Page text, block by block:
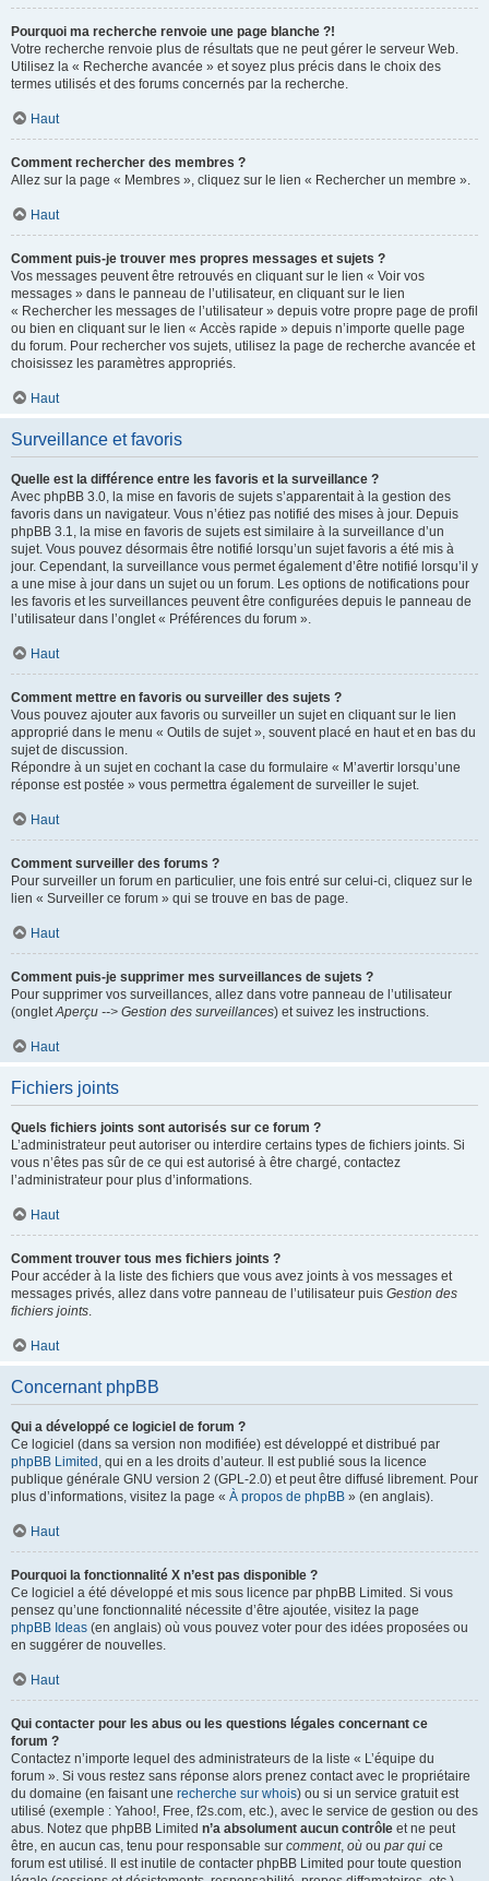
Pourquoi ma recherche renvoie une page blanche ?!
Votre recherche renvoie plus de résultats que ne peut gérer le serveur Web.
Utilisez la « Recherche avancée » et soyez plus précis dans le choix des
termes utilisés et des forums concernés par la recherche.
Haut
Comment rechercher des membres ?
Allez sur la page « Membres », cliquez sur le lien « Rechercher un membre ».
Haut
Comment puis-je trouver mes propres messages et sujets ?
Vos messages peuvent être retrouvés en cliquant sur le lien « Voir vos
messages » dans le panneau de l’utilisateur, en cliquant sur le lien
« Rechercher les messages de l’utilisateur » depuis votre propre page de profil
ou bien en cliquant sur le lien « Accès rapide » depuis n’importe quelle page
du forum. Pour rechercher vos sujets, utilisez la page de recherche avancée et
choisissez les paramètres appropriés.
Haut
Surveillance et favoris
Quelle est la différence entre les favoris et la surveillance ?
Avec phpBB 3.0, la mise en favoris de sujets s’apparentait à la gestion des
favoris dans un navigateur. Vous n’étiez pas notifié des mises à jour. Depuis
phpBB 3.1, la mise en favoris de sujets est similaire à la surveillance d’un
sujet. Vous pouvez désormais être notifié lorsqu’un sujet favoris a été mis à
jour. Cependant, la surveillance vous permet également d’être notifié lorsqu’il y
a une mise à jour dans un sujet ou un forum. Les options de notifications pour
les favoris et les surveillances peuvent être configurées depuis le panneau de
l’utilisateur dans l’onglet « Préférences du forum ».
Haut
Comment mettre en favoris ou surveiller des sujets ?
Vous pouvez ajouter aux favoris ou surveiller un sujet en cliquant sur le lien
approprié dans le menu « Outils de sujet », souvent placé en haut et en bas du
sujet de discussion.
Répondre à un sujet en cochant la case du formulaire « M’avertir lorsqu’une
réponse est postée » vous permettra également de surveiller le sujet.
Haut
Comment surveiller des forums ?
Pour surveiller un forum en particulier, une fois entré sur celui-ci, cliquez sur le
lien « Surveiller ce forum » qui se trouve en bas de page.
Haut
Comment puis-je supprimer mes surveillances de sujets ?
Pour supprimer vos surveillances, allez dans votre panneau de l’utilisateur
(ongletAperçu --> Gestion des surveillances) et suivez les instructions.
Haut
Fichiers joints
Quels fichiers joints sont autorisés sur ce forum ?
L’administrateur peut autoriser ou interdire certains types de fichiers joints. Si
vous n’êtes pas sûr de ce qui est autorisé à être chargé, contactez
l’administrateur pour plus d’informations.
Haut
Comment trouver tous mes fichiers joints ?
Pour accéder à la liste des fichiers que vous avez joints à vos messages et
messages privés, allez dans votre panneau de l’utilisateur puis Gestion des
fichiers joints.
Haut
Concernant phpBB
Qui a développé ce logiciel de forum ?
Ce logiciel (dans sa version non modifiée) est développé et distribué par
phpBB Limited , qui en a les droits d’auteur. Il est publié sous la licence
publique générale GNU version 2 (GPL-2.0) et peut être diffusé librement. Pour
plus d’informations, visitez la page « À propos de phpBB » (en anglais).
Haut
Pourquoi la fonctionnalité X n’est pas disponible ?
Ce logiciel a été développé et mis sous licence par phpBB Limited. Si vous
pensez qu’une fonctionnalité nécessite d’être ajoutée, visitez la page
phpBB Ideas (en anglais) où vous pouvez voter pour des idées proposées ou
en suggérer de nouvelles.
Haut
Qui contacter pour les abus ou les questions légales concernant ce
forum ?
Contactez n’importe lequel des administrateurs de la liste « L’équipe du
forum ». Si vous restez sans réponse alors prenez contact avec le propriétaire
du domaine (en faisant une recherche sur whois) ou si un service gratuit est
utilisé (exemple : Yahoo!, Free, f2s.com, etc.), avec le service de gestion ou des
abus. Notez que phpBB Limited n’a absolument aucun contrôle et ne peut
être, en aucun cas, tenu pour responsable sur comment, où ou par qui ce
forum est utilisé. Il est inutile de contacter phpBB Limited pour toute question